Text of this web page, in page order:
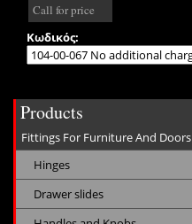
Call for price
Κωδικός:
Products
Fittings For Furniture And Doors
Hinges
Drawer slides